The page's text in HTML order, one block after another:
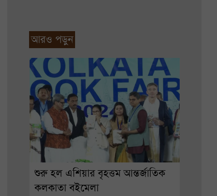
আরও পড়ুন
শুরু হল এশিয়ার বৃহত্তম আন্তর্জাতিক
কলকাতা বইমেলা